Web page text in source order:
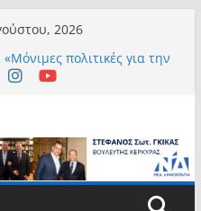
2026
πολιτικές για την
και την ισότιμη
πρωτοβουλία “Smart
Booth” ενισχύει την
των νησιωτών μας στις